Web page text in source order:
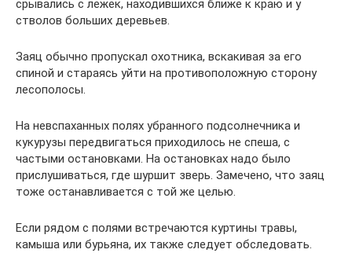
срывались с лежек, находившихся ближе к краю и у
стволов больших деревьев.
Заяц обычно пропускал охотника, вскакивая за его
спиной и стараясь уйти на противоположную сторону
лесополосы.
На невспаханных полях убранного подсолнечника и
кукурузы передвигаться приходилось не спеша, с
частыми остановками. На остановках надо было
прислушиваться, где шуршит зверь. Замечено, что заяц
тоже останавливается с той же целью.
Если рядом с полями встречаются куртины травы,
камыша или бурьяна, их также следует обследовать.